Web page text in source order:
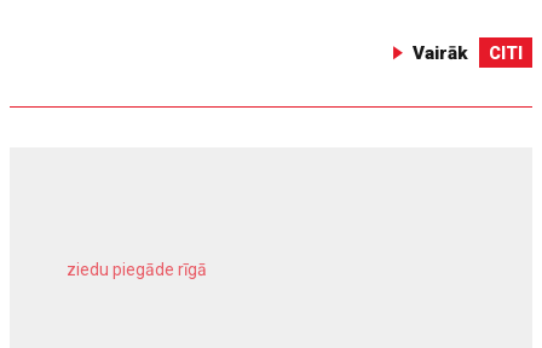
Vairāk CITI
ziedu piegāde rīgā